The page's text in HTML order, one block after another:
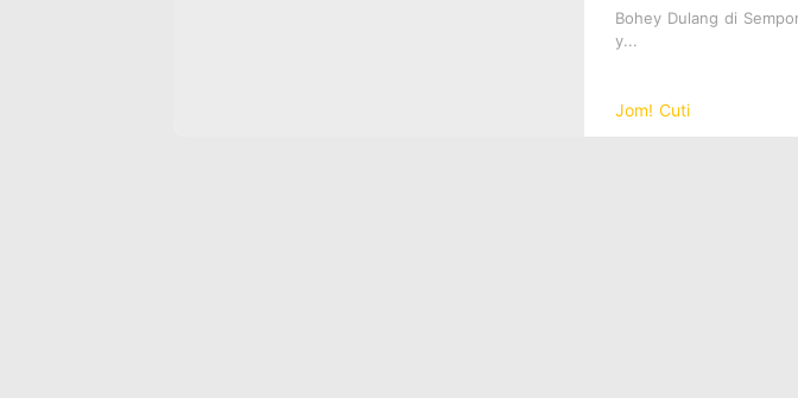
Jom! Cuti
Semporna
Bohey Dulang di
y...